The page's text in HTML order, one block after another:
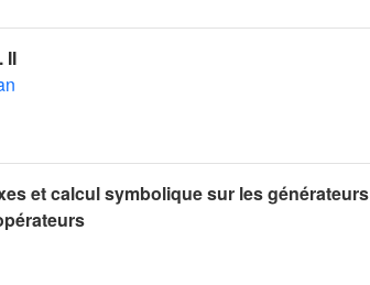
II
et calcul symbolique sur les générateurs